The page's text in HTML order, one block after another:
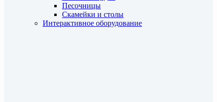
Песочницы
Скамейки и столы
Интерактивное оборудование